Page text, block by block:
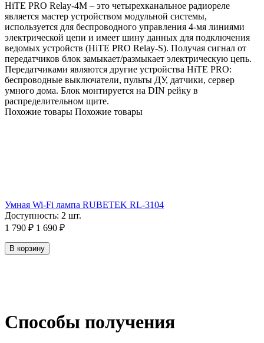
HiTE PRO Relay-4M – это четырехканальное радиореле
является мастер устройством модульной системы,
используется для беспроводного управления 4-мя линиями
электрической цепи и имеет шину данных для подключения
ведомых устройств (HiTE PRO Relay-S). Получая сигнал от
передатчиков блок замыкает/размыкает электрическую цепь.
Передатчиками являются другие устройства HiTE PRO:
беспроводные выключатели, пульты ДУ, датчики, сервер
умного дома. Блок монтируется на DIN рейку в
распределительном щите.
Похожие товары Похожие товары
Умная Wi-Fi лампа RUBETEK RL-3104
Доступность: 2 шт.
1 790 ₽ 1 690 ₽
В корзину
Способы получения